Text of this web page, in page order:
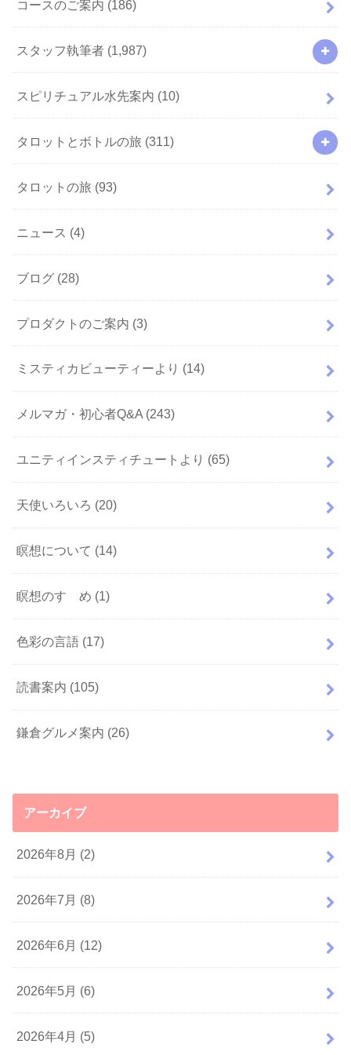
コースのご案内 (186)
スタッフ執筆者 (1,987)
スピリチュアル水先案内 (10)
タロットとボトルの旅 (311)
タロットの旅 (93)
ニュース (4)
ブログ (28)
プロダクトのご案内 (3)
ミスティカビューティーより (14)
メルマガ・初心者Q&A (243)
ユニティインスティチュートより (65)
天使いろいろ (20)
瞑想について (14)
瞑想のすゝめ (1)
色彩の言語 (17)
読書案内 (105)
鎌倉グルメ案内 (26)
アーカイブ
2026年8月 (2)
2026年7月 (8)
2026年6月 (12)
2026年5月 (6)
2026年4月 (5)